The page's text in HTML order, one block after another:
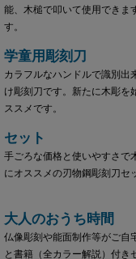
能、木槌で叩いて使用できま
す。
学童用彫刻刀
カラフルなハンドルで識別出
け彫刻刀です。新たに木彫を
ススメです。
セット
手ごろな価格と使いやすさで
にオススメの刃物鋼彫刻刀セ
大人のおうち時間
仏像彫刻や能面制作等がご自
と書籍（全カラー解説）付き